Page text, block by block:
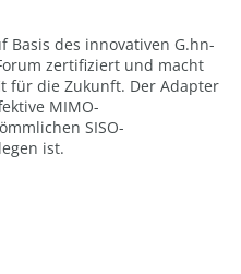
Basis des innovativen G.hn-
zertifiziert und macht
für die Zukunft. Der Adapter
MIMO-
SISO-
ist.